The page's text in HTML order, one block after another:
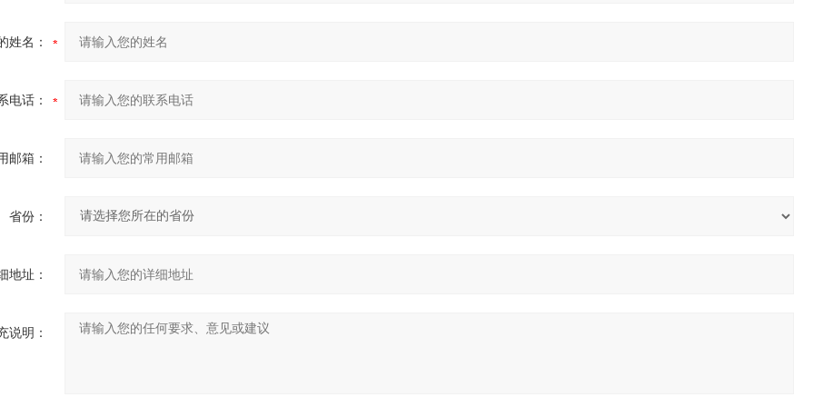
姓名：
电话：
邮箱：
省份：
地址：
说明：